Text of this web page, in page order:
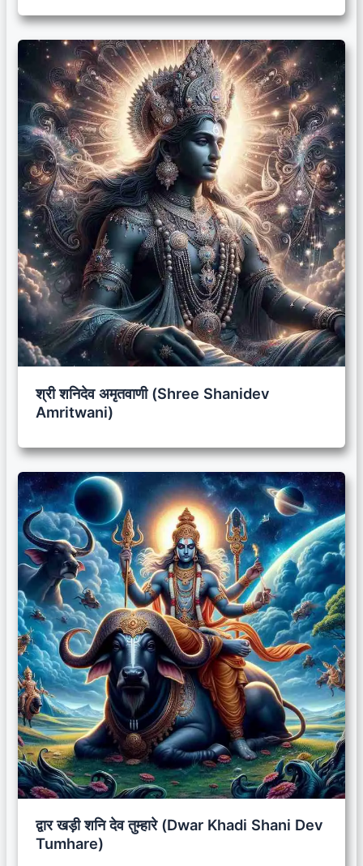
श्री शनिदेव अमृतवाणी (Shree Shanidev
Amritwani)
द्वार खड़ी शनि देव तुम्हारे (Dwar Khadi Shani Dev
Tumhare)